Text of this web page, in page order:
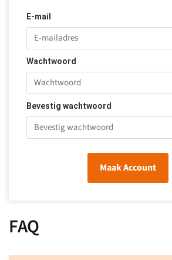
E-mail
Wachtwoord
Bevestig wachtwoord
Maak Account
FAQ